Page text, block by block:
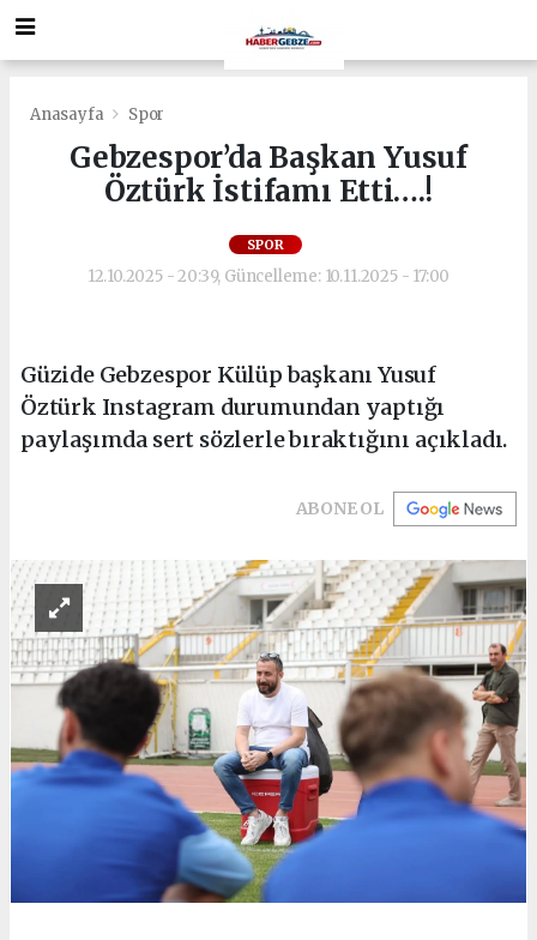
Anasayfa Spor
Gebzespor’da Başkan Yusuf
Öztürk İstifamı Etti….!
SPOR
12.10.2025 - 20:39, Güncelleme: 10.11.2025 - 17:00
Güzide Gebzespor Külüp başkanı Yusuf
Öztürk Instagram durumundan yaptığı
paylaşımda sert sözlerle bıraktığını açıkladı.
ABONE OL